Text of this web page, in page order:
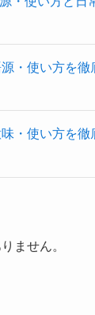
・使い方を徹
・使い方を
ません。